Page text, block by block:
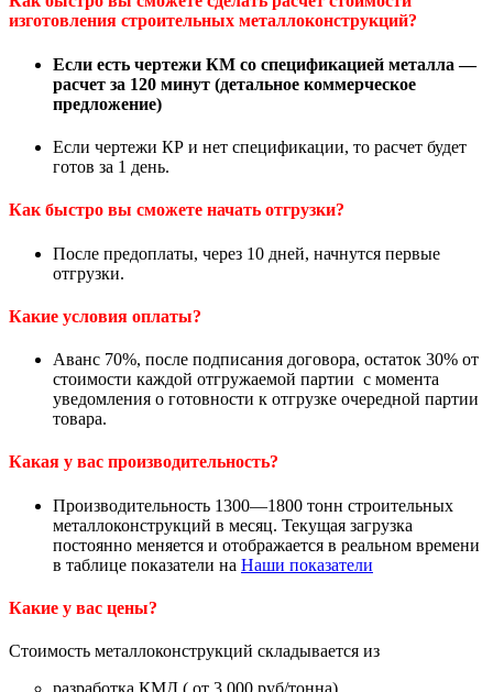
изготовления строительных металлоконструкций?
Если есть чертежи КМ со спецификацией металла —
расчет за 120 минут (детальное коммерческое
предложение)
Если чертежи КР и нет спецификации, то расчет будет
готов за 1 день.
Как быстро вы сможете начать отгрузки?
После предоплаты, через 10 дней, начнутся первые
отгрузки.
Какие условия оплаты?
Аванс 70%, после подписания договора, остаток 30% от
стоимости каждой отгружаемой партии с момента
уведомления о готовности к отгрузке очередной партии
товара.
Какая у вас производительность?
Производительность 1300—1800 тонн строительных
металлоконструкций в месяц. Текущая загрузка
постоянно меняется и отображается в реальном времени
в таблице показатели на Наши показатели
Какие у вас цены?
Стоимость металлоконструкций складывается из
разработка КМД ( от 3 000 руб/тонна)